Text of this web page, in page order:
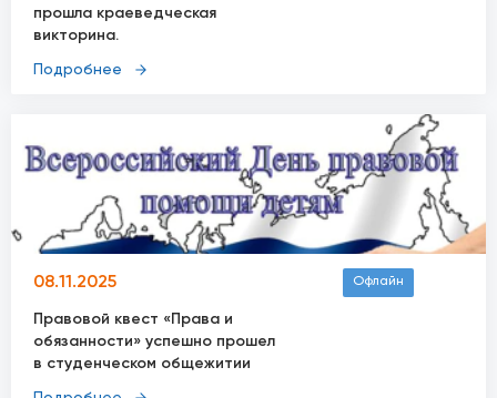
прошла краеведческая
викторина.
Подробнее
08.11.2025 Офлайн
Правовой квест «Права и
обязанности» успешно прошел
в студенческом общежитии